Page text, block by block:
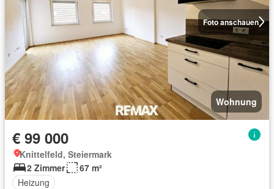
Foto anschauen
Wohnung
€ 99 000
Knittelfeld, Steiermark
2 Zimmer
67 m²
Heizung